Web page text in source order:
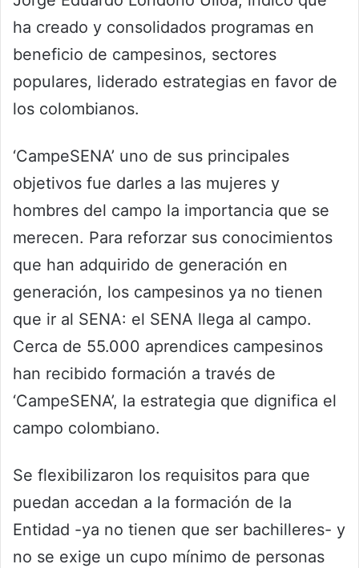
ha creado y consolidados programas en
beneficio de campesinos, sectores
populares, liderado estrategias en favor de
los colombianos.
‘CampeSENA’ uno de sus principales
objetivos fue darles a las mujeres y
hombres del campo la importancia que se
merecen. Para reforzar sus conocimientos
que han adquirido de generación en
generación, los campesinos ya no tienen
que ir al SENA: el SENA llega al campo.
Cerca de 55.000 aprendices campesinos
han recibido formación a través de
‘CampeSENA’, la estrategia que dignifica el
campo colombiano.
Se flexibilizaron los requisitos para que
puedan accedan a la formación de la
Entidad -ya no tienen que ser bachilleres- y
no se exige un cupo mínimo de personas